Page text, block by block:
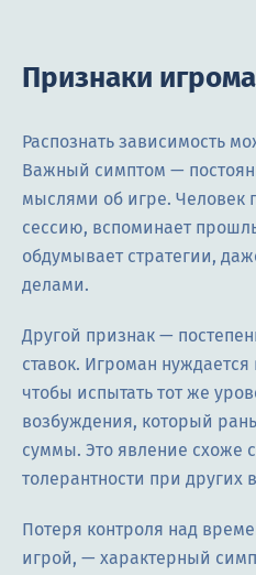
Признаки
Распознать зависимость
Важный симптом —
мыслями об игре. Человек
сессию, вспоминает
обдумывает стратегии,
делами.
Другой признак —
ставок. Игроман
чтобы испытать тот же
возбуждения, который
суммы. Это явление схоже
толерантности при других
Потеря контроля над
игрой, — характерный